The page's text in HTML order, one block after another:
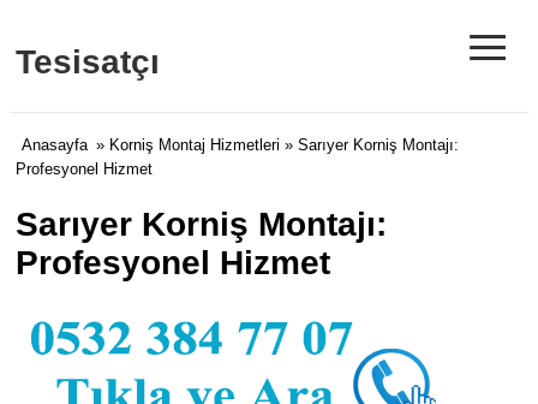
Tesisatçı ≡
Anasayfa » Korniş Montaj Hizmetleri » Sarıyer Korniş Montajı:
Profesyonel Hizmet
Sarıyer Korniş Montajı:
Profesyonel Hizmet